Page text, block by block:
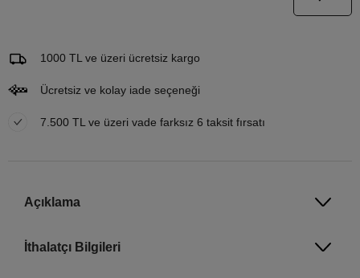
Email Adresi
1000 TL ve üzeri ücretsiz kargo
Ücretsiz ve kolay iade seçeneği
7.500 TL ve üzeri vade farksız 6 taksit fırsatı
Açıklama
İthalatçı Bilgileri